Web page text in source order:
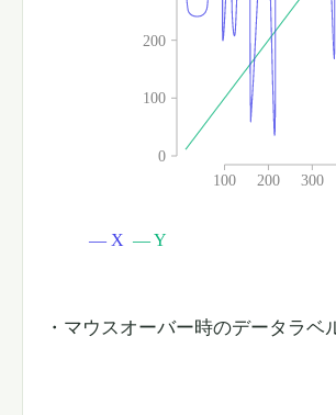
・マウスオーバー時のデータラベ